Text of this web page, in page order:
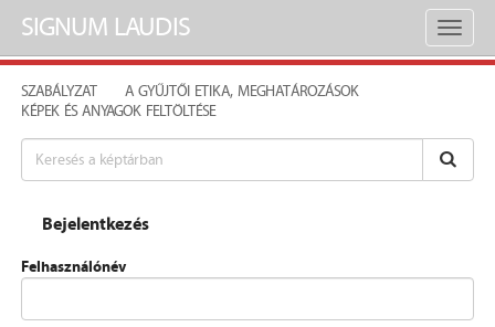
Toggle
SIGNUM LAUDIS
SZABÁLYZAT
A GYŰJTŐI ETIKA, MEGHATÁROZÁSOK
KÉPEK ÉS ANYAGOK FELTÖLTÉSE
Bejelentkezés
Felhasználónév